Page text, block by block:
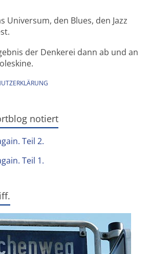
Universum, den Blues, den Jazz
der Denkerei dann ab und an
notiert
Teil 2.
Teil 1.